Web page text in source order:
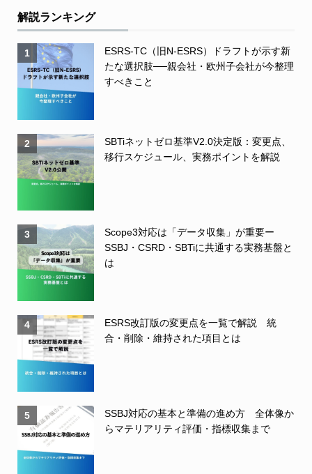
解説ランキング
1
ESRS-TC（旧N-ESRS）ドラフトが示す新
たな選択肢──親会社・欧州子会社が今整理
すべきこと
2
SBTiネットゼロ基準V2.0決定版：変更点、
移行スケジュール、実務ポイントを解説
3
Scope3対応は「データ収集」が重要ー
SSBJ・CSRD・SBTiに共通する実務基盤と
は
4
ESRS改訂版の変更点を一覧で解説 統
合・削除・維持された項目とは
5
SSBJ対応の基本と準備の進め方 全体像か
らマテリアリティ評価・指標収集まで